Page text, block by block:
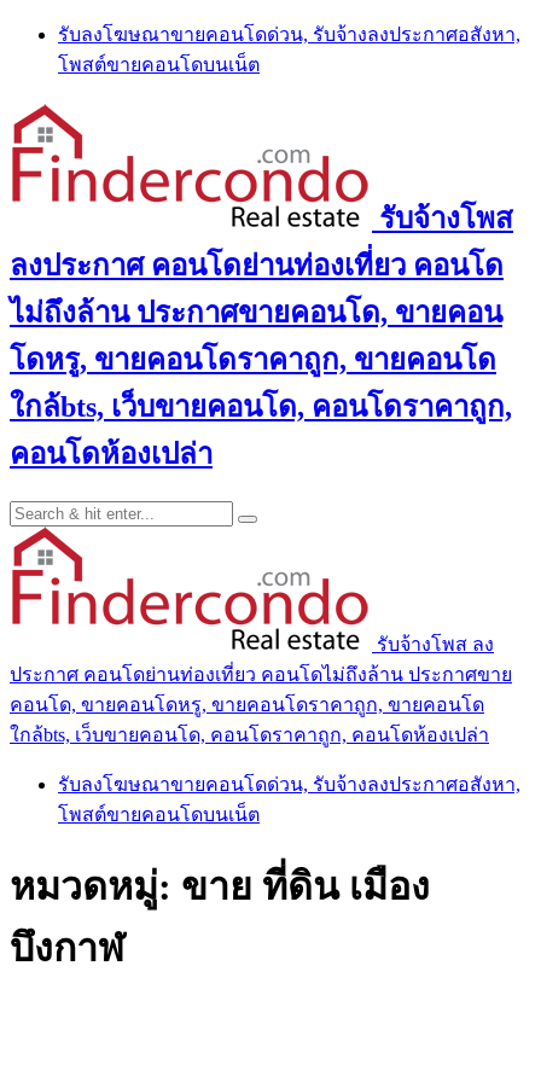
Skip
content
รับลงโฆษณาขายคอนโดด่วน, รับจ้างลงประกาศอสังหา,
โพสต์ขายคอนโดบนเน็ต
รับจ้างโพส
ลงประกาศ คอนโดย่านท่องเที่ยว คอนโด
ไม่ถึงล้าน ประกาศขายคอนโด, ขายคอน
โดหรู, ขายคอนโดราคาถูก, ขายคอนโด
ใกล้bts, เว็บขายคอนโด, คอนโดราคาถูก,
คอนโดห้องเปล่า
รับจ้างโพส ลง
ประกาศ คอนโดย่านท่องเที่ยว คอนโดไม่ถึงล้าน ประกาศขาย
คอนโด, ขายคอนโดหรู, ขายคอนโดราคาถูก, ขายคอนโด
ใกล้bts, เว็บขายคอนโด, คอนโดราคาถูก, คอนโดห้องเปล่า
รับลงโฆษณาขายคอนโดด่วน, รับจ้างลงประกาศอสังหา,
โพสต์ขายคอนโดบนเน็ต
หมวดหมู่: ขาย ที่ดิน เมือง
บึงกาฬ